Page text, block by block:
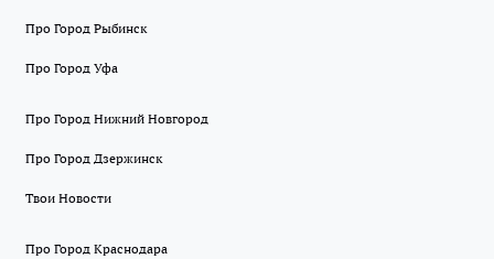
Про Город Рыбинск
Про Город Уфа
Про Город Нижний Новгород
Про Город Дзержинск
Твои Новости
Про Город Краснодара